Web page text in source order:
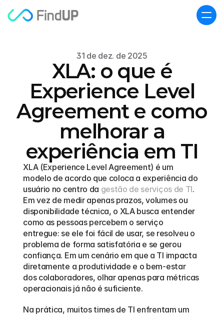
31 de dez. de 2025
XLA: o que é
Experience Level
Agreement e como
melhorar a
experiência em TI
XLA (Experience Level Agreement) é um
modelo de acordo que coloca a experiência do
usuário no centro da gestão de serviços de TI.
Em vez de medir apenas prazos, volumes ou
disponibilidade técnica, o XLA busca entender
como as pessoas percebem o serviço
entregue: se ele foi fácil de usar, se resolveu o
problema de forma satisfatória e se gerou
confiança. Em um cenário em que a TI impacta
diretamente a produtividade e o bem-estar
dos colaboradores, olhar apenas para métricas
operacionais já não é suficiente.
Na prática, muitos times de TI enfrentam um